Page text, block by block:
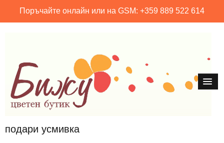
Поръчайте онлайн или на GSM: +359 889 522 614
подари усмивка